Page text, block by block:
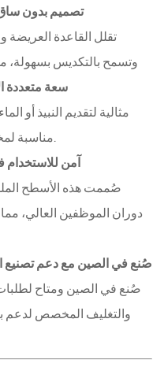
تصميم بدون ساق
تقلل القاعدة العريضة
وتسمح بالتكديس بسهولة،
سعة متعددة
مثالية لتقديم النبيذ أو
آمن
صُممت هذه الأسطح
دوران الموظفين العالي،
صُنع في الصين مع دعم تصنيع
صُنع في الصين ومتاح
والتغليف المخصص لدعم